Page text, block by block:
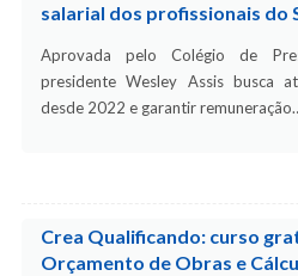
salarial dos profissionais do
Aprovada pelo Colégio de
presidente Wesley Assis busca
desde 2022 e garantir
Crea Qualificando: curso
Orçamento de Obras e